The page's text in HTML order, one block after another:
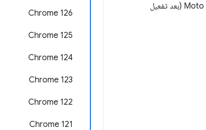
‫Chrome 126
‫Chrome 125
Chrome 124
Chrome 123
‫Chrome 122
‫Chrome 121